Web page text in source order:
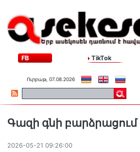
FB TikTok
Ուրբաթ, 07.08.2026
Գազի գնի բարձրացում
2026-05-21 09:26:00